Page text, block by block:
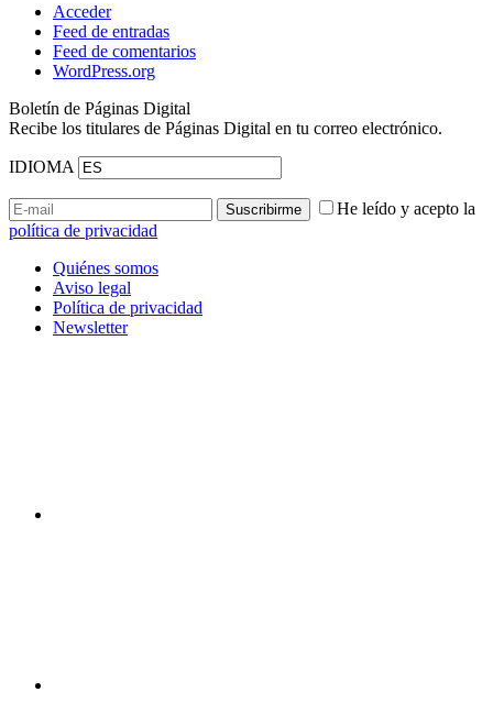
Acceder
Feed de entradas
Feed de comentarios
WordPress.org
Boletín de Páginas Digital
Recibe los titulares de Páginas Digital en tu correo electrónico.
IDIOMA
He leído y acepto la
política de privacidad
Quiénes somos
Aviso legal
Política de privacidad
Newsletter